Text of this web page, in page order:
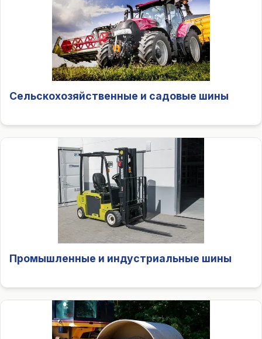
Сельскохозяйственные и садовые шины
Промышленные и индустриальные шины